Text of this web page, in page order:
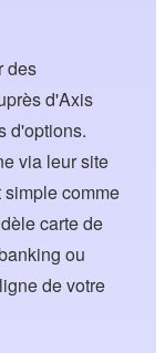
des
d'Axis
d'options.
via leur site
comme
carte de
ou
de votre